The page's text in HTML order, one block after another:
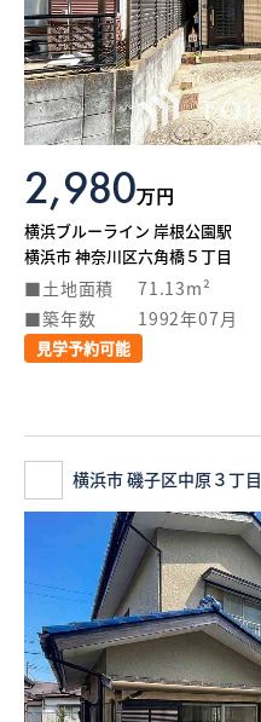
2,980万円
横浜ブルーライン 岸根公園駅
横浜市 神奈川区六角橋５丁目
土地面積 71.13m²
築年数
1992年07月
見学予約可能
横浜市 磯子区中原３丁目